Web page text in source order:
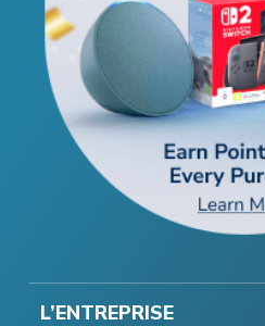
L’ENTREPRISE